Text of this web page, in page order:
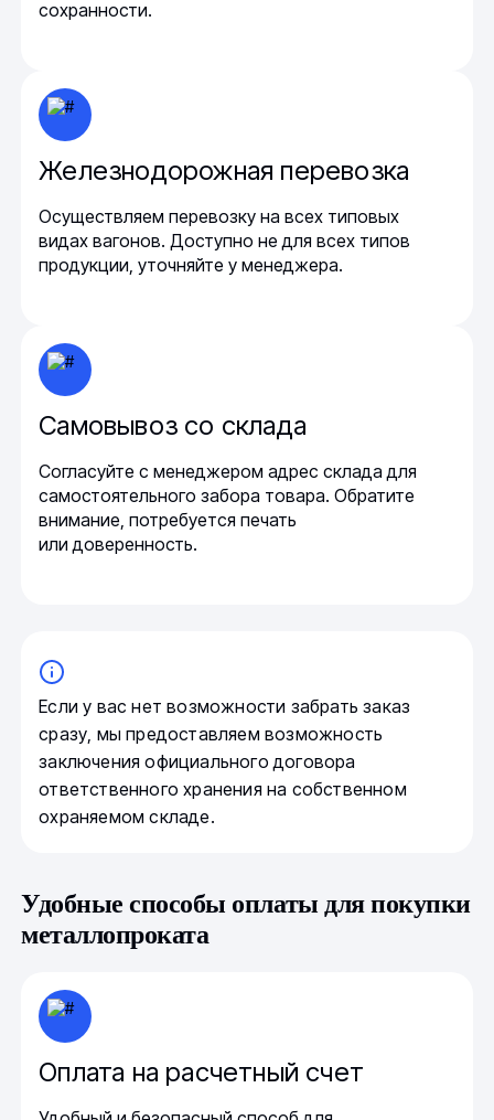
сохранности.
Железнодорожная перевозка
Осуществляем перевозку на всех типовых
видах вагонов. Доступно не для всех типов
продукции, уточняйте у менеджера.
Самовывоз со склада
Согласуйте с менеджером адрес склада для
самостоятельного забора товара. Обратите
внимание, потребуется печать
или доверенность.
Если у вас нет возможности забрать заказ
сразу, мы предоставляем возможность
заключения официального договора
ответственного хранения на собственном
охраняемом складе.
Удобные способы оплаты для покупки
металлопроката
Оплата на расчетный счет